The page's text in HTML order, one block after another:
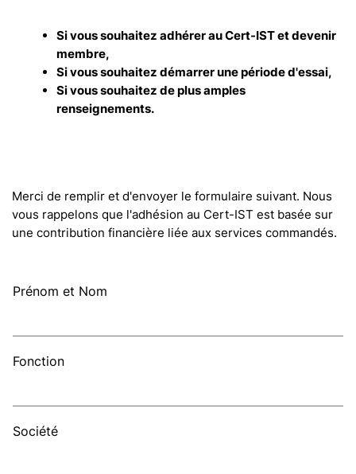
Si vous souhaitez adhérer au Cert-IST et devenir
membre,
Si vous souhaitez démarrer une période d'essai,
Si vous souhaitez de plus amples
renseignements.
Merci de remplir et d'envoyer le formulaire suivant. Nous
vous rappelons que l'adhésion au Cert-IST est basée sur
une contribution financière liée aux services commandés.
Prénom et Nom
Fonction
Société